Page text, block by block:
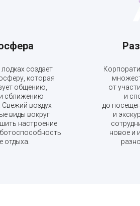
создает
которая
общению,
сближению
Свежий воздух
виды вокруг
настроение
отдыха.
от
и
до
и
новое и